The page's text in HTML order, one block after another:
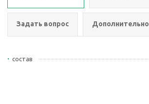
Задать вопрос Дополнительно
состав